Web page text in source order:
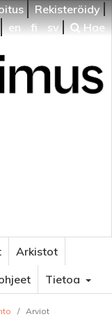
Rekisteröidy
en fi sv Hae
Arkistot
Tietoa
/ Arviot